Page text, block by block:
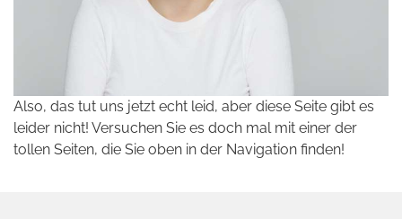
Also, das tut uns jetzt echt leid, aber diese Seite gibt es
leider nicht! Versuchen Sie es doch mal mit einer der
tollen Seiten, die Sie oben in der Navigation finden!